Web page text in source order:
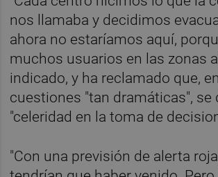
nos llamaba y decidimos
ahora no estaríamos aquí,
muchos usuarios en las zonas
indicado, y ha reclamado que,
cuestiones "tan dramáticas", se
"celeridad en la toma de
"Con una previsión de alerta